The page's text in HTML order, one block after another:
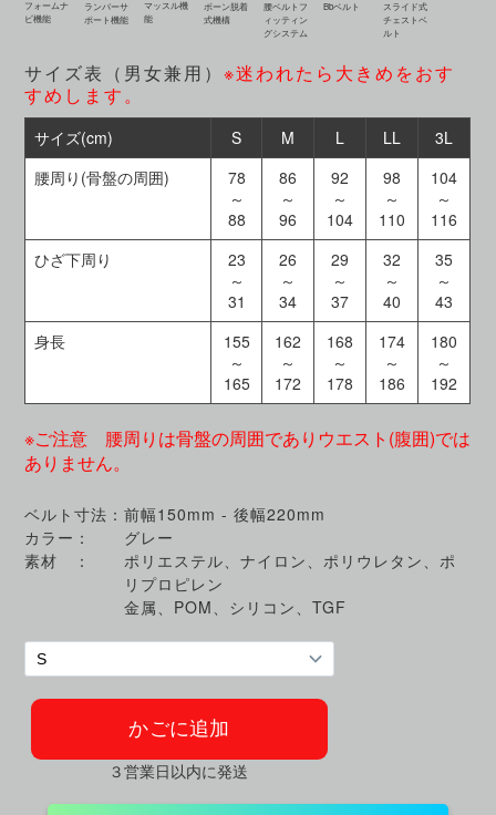
フォームナ
ビ機能
ランバーサ
ポート機能
マッスル機
能
ボーン脱着
式機構
腰ベルトフ
ィッティン
グシステム
Bbベルト
スライド式
チェストベ
ルト
サイズ表（男女兼用）※迷われたら大きめをおす
すめします。
サイズ(cm) S M L LL
3L
腰周り(骨盤の周囲)
78
～
88
86
～
96
92
～
104
98
～
110
104
～
116
ひざ下周り
23
～
31
26
～
34
29
～
37
32
～
40
35
～
43
身長
155
～
165
162
～
172
168
～
178
174
～
186
180
～
192
※ご注意 腰周りは骨盤の周囲でありウエスト(腹囲)では
ありません。
ベルト寸法：前幅150mm - 後幅220mm
カラー：
グレー
素材 ：
ポリエステル、ナイロン、ポリウレタン、ポ
リプロピレン
金属、POM、シリコン、TGF
３営業日以内に発送